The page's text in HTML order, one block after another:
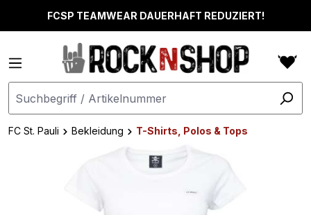
springenFCSP TEAMWEAR DAUERHAFT REDUZIERT!
FC St. Pauli Bekleidung
T-Shirts, Polos & Tops
Bildergalerie überspringen